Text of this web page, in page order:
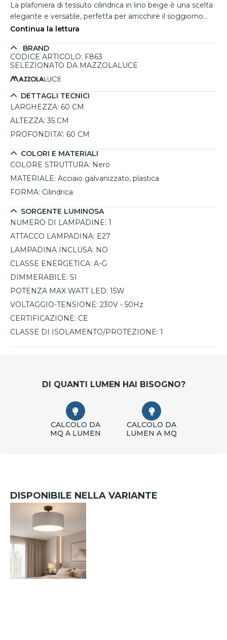
La plafoniera di tessuto cilindrica in lino beige è una scelta
elegante e versatile, perfetta per arricchire il soggiorno
moderno. Con un diametro di 60 cm e un'altezza di 35 cm,
contesti abitativi, offrendo una luce calda e accogliente.
Realizzata con una struttura in acciaio galvanizzato e
splendidamente con il paralume in lino di un delicato
beige. Questa plafoniera non solo fornisce un'illuminazione
efficace, ma contribuisce anche a creare un'atmosfera
sofisticata. Ideale per utilizzare lampadine E27 fino a un
minimalisti. Inoltre, il design dimmerabile consente di
regolare l'intensità luminosa secondo le esigenze
quotidiane.
Continua la lettura
BRAND
CODICE ARTICOLO: F863
SELEZIONATO DA MAZZOLALUCE
DETTAGLI TECNICI
LARGHEZZA: 60 CM
ALTEZZA: 35 CM
PROFONDITA': 60 CM
COLORI E MATERIALI
COLORE STRUTTURA: Nero
MATERIALE: Acciaio galvanizzato, plastica
FORMA: Cilindrica
SORGENTE LUMINOSA
NUMERO DI LAMPADINE: 1
ATTACCO LAMPADINA: E27
LAMPADINA INCLUSA: NO
CLASSE ENERGETICA: A-G
DIMMERABILE: SI
POTENZA MAX WATT LED: 15W
VOLTAGGIO-TENSIONE: 230V - 50Hz
CERTIFICAZIONE: CE
CLASSE DI ISOLAMENTO/PROTEZIONE: 1
DI QUANTI LUMEN HAI BISOGNO?
CALCOLO DA
MQ A LUMEN
CALCOLO DA
LUMEN A MQ
DISPONIBILE NELLA VARIANTE